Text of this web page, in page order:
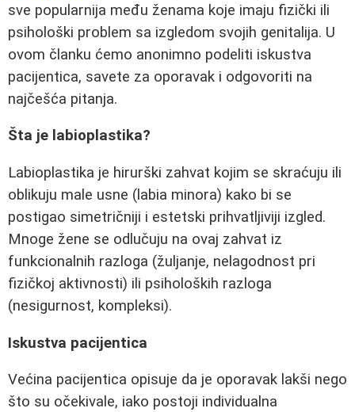
sve popularnija među ženama koje imaju fizički ili
psihološki problem sa izgledom svojih genitalija. U
ovom članku ćemo anonimno podeliti iskustva
pacijentica, savete za oporavak i odgovoriti na
najčešća pitanja.
Šta je labioplastika?
Labioplastika je hirurški zahvat kojim se skraćuju ili
oblikuju male usne (labia minora) kako bi se
postigao simetričniji i estetski prihvatljiviji izgled.
Mnoge žene se odlučuju na ovaj zahvat iz
funkcionalnih razloga (žuljanje, nelagodnost pri
fizičkoj aktivnosti) ili psiholoških razloga
(nesigurnost, kompleksi).
Iskustva pacijentica
Većina pacijentica opisuje da je oporavak lakši nego
što su očekivale, iako postoji individualna